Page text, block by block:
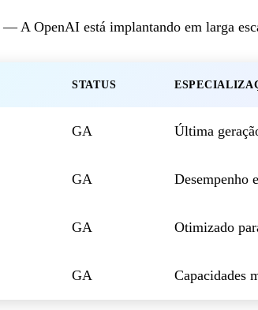
— A OpenAI está implantando em larga
STATUS
GA Última
GA Desempenho
GA Otimizado
GA Capacidades